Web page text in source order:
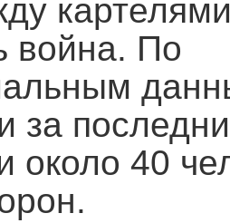
война. По
за
около 40